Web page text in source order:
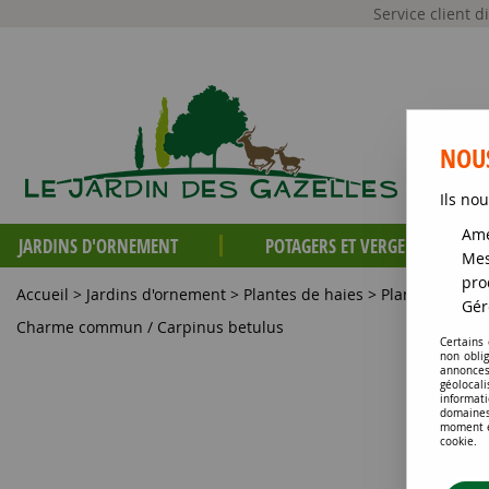
Service client
JARDINS D'ORNEMENT POTAGERS ET VERGERS
Accueil > Jardins d'ornement > Plantes de haies > Plantes de
Charme commun / Carpinus betulus
Ils
Certains
non
moment
cookie.